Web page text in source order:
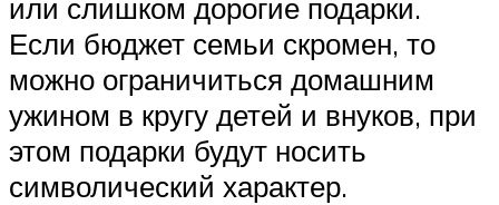
или слишком дорогие подарки.
Если бюджет семьи скромен, то
можно ограничиться домашним
ужином в кругу детей и внуков, при
этом подарки будут носить
символический характер.